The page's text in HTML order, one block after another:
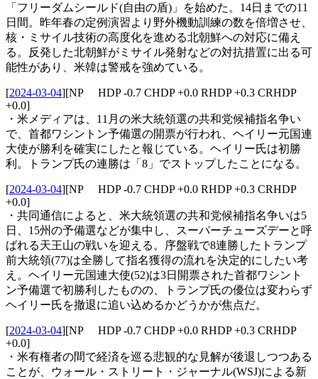
「フリーダムシールド(自由の盾)」を始めた。14日までの11
日間。昨年春の定例演習より野外機動訓練の数を倍増させ、
核・ミサイル技術の高度化を進める北朝鮮への対応に備え
る。反発した北朝鮮がミサイル発射などの対抗措置に出る可
能性があり、米韓は警戒を強めている。
[2024-03-04][NP HDP -0.7 CHDP +0.0 RHDP +0.3 CRHDP
+0.0]
・米メディアは、11月の米大統領選の共和党候補指名争い
で、首都ワシントン予備選の開票が行われ、ヘイリー元国連
大使が勝利を確実にしたと報じている。ヘイリー氏は初勝
利。トランプ氏の連勝は「8」でストップしたことになる。
[2024-03-04][NP HDP -0.7 CHDP +0.0 RHDP +0.3 CRHDP
+0.0]
・共同通信によると、米大統領選の共和党候補指名争いは5
日、15州の予備選などが集中し、スーパーチューズデーと呼
ばれる天王山の戦いを迎える。序盤戦で8連勝したトランプ
前大統領(77)は全勝して指名獲得の流れを決定的にしたい考
え。ヘイリー元国連大使(52)は3日開票された首都ワシント
ン予備選で初勝利したものの、トランプ氏の優位は変わらず
ヘイリー氏を撤退に追い込めるかどうかが焦点だ。
[2024-03-04][NP HDP -0.7 CHDP +0.0 RHDP +0.3 CRHDP
+0.0]
・米有権者の間で経済を巡る悲観的な見解が後退しつつある
ことが、ウォール・ストリート・ジャーナル(WSJ)による新